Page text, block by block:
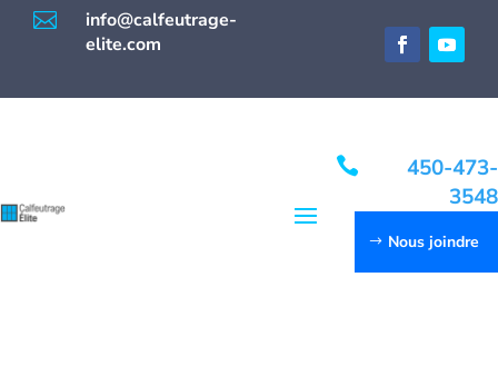

info@calfeutrage-
elite.com

450-473-
3548
Nous joindre